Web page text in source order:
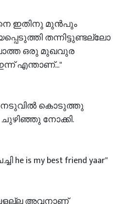
ഇതിനു മുൻപും
തന്നിട്ടുണ്ടല്ലോ
ഒരു മുഖവുര
എന്താണ്..."
നടുവിൽ കൊടുത്തു
നോക്കി.
is my best friend yaar"